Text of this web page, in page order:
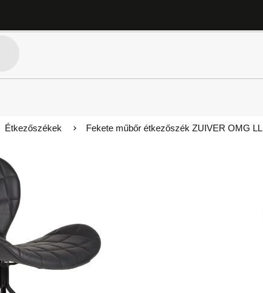
Étkezőszékek Fekete műbőr étkezőszék ZUIVER OMG LL